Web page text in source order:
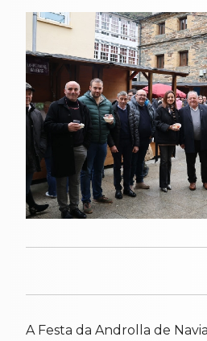
A Festa da Androlla de